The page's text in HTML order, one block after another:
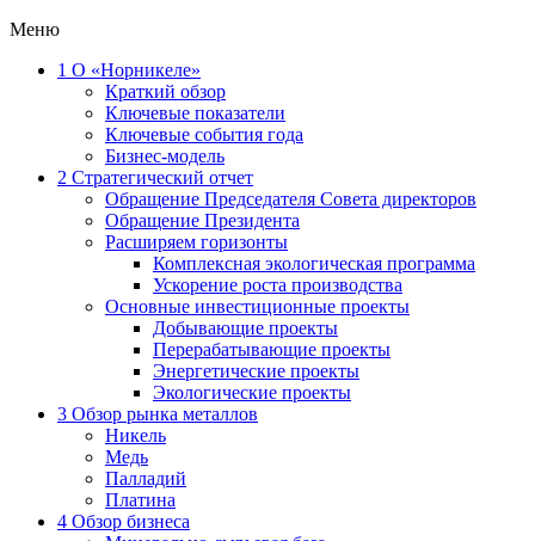
Меню
1 О «Норникеле»
Краткий обзор
Ключевые показатели
Ключевые события года
Бизнес-модель
2 Стратегический отчет
Обращение Председателя Совета директоров
Обращение Президента
Расширяем горизонты
Комплексная экологическая программа
Ускорение роста производства
Основные инвестиционные проекты
Добывающие проекты
Перерабатывающие проекты
Энергетические проекты
Экологические проекты
3 Обзор рынка металлов
Никель
Медь
Палладий
Платина
4 Обзор бизнеса